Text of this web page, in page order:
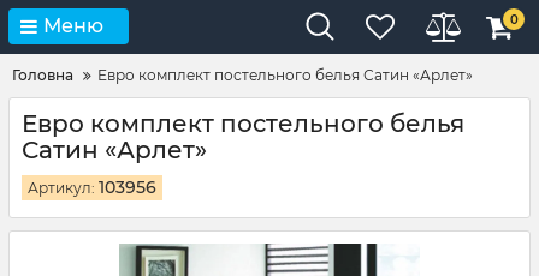
Меню 0
Головна Евро комплект постельного белья Сатин «Арлет»
Евро комплект постельного белья
Сатин «Арлет»
Артикул: 103956